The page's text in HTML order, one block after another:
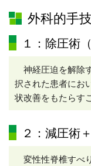
外科的手
１：除圧術
神経圧迫を解除
択された患者にお
状改善をもたらす
２：減圧術
変性性脊椎すべ